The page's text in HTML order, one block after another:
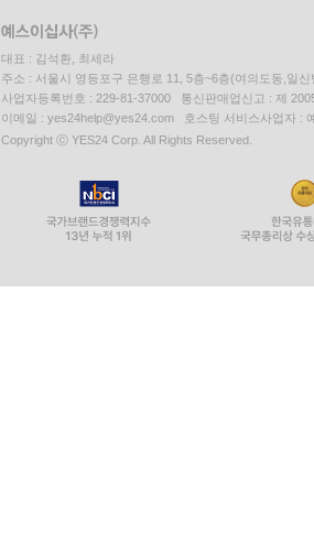
대표 : 김석환, 최세라
주소 : 서울시 영등포구 은행로 11, 5층~6층(여의도동,일신
사업자등록번호 : 229-81-37000 통신판매업신고 : 제
이메일 : yes24help@yes24.com 호스팅 서비스사업자 :
Copyright ⓒ YES24 Corp. All Rights Reserved.